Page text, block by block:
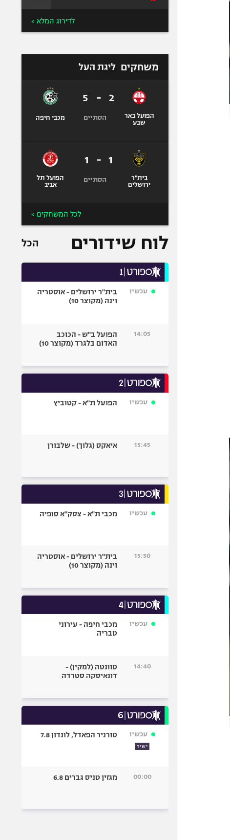
לדירוג המלא >
משחקים ליגת העל
הפועל באר
שבע
2
-
5
הסתיים מכבי חיפה
בית"ר
ירושלים
1
-
1
הסתיים
הפועל תל
אביב
לכל המשחקים >
לוח שידורים הכל
עכשיו
בית"ר ירושלים - אוסטריה
וינה (מקוצר 10)
14:05
הפועל ב"ש - הכוכב
האדום בלגרד (מקוצר 10)
עכשיו הפועל ת"א - קטוביץ
15:45 איאקס (גלוך) - שלבורן
עכשיו מכבי ת"א - צסק"א סופיה
15:50
בית"ר ירושלים - אוסטריה
וינה (מקוצר 10)
עכשיו
מכבי חיפה - עירוני
טבריה
14:40
טוונטה (למקין) -
דונאיסקה סטרדה
עכשיו
ישיר
טורניר הפאדל, לונדון 7.8
00:00 מגזין טניס גברים 6.8